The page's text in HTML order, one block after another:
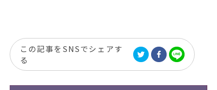
この記事をSNSでシェアす
る